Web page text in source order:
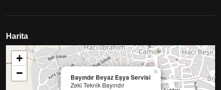
Harita
Bayındır Beyaz Eşya Servisi
Zeki Teknik Bayındır
×
+
−